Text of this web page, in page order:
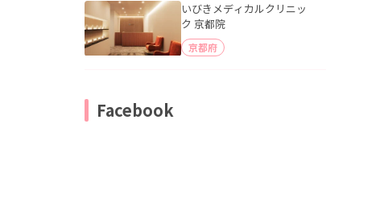
いびきメディカルクリニッ
ク 京都院
京都府
Facebook